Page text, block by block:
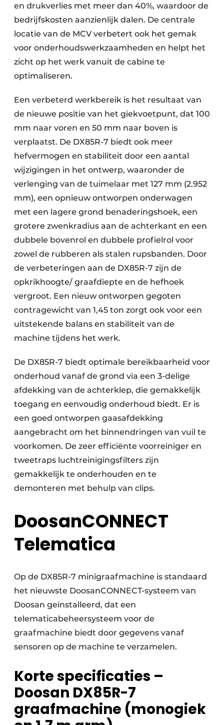
en drukverlies met meer dan 40%, waardoor de
bedrijfskosten aanzienlijk dalen. De centrale
locatie van de MCV verbetert ook het gemak
voor onderhoudswerkzaamheden en helpt het
zicht op het werk vanuit de cabine te
optimaliseren.
Een verbeterd werkbereik is het resultaat van
de nieuwe positie van het giekvoetpunt, dat 100
mm naar voren en 50 mm naar boven is
verplaatst. De DX85R-7 biedt ook meer
hefvermogen en stabiliteit door een aantal
wijzigingen in het ontwerp, waaronder de
verlenging van de tuimelaar met 127 mm (2.952
mm), een opnieuw ontworpen onderwagen
met een lagere grond benaderingshoek, een
grotere zwenkradius aan de achterkant en een
dubbele bovenrol en dubbele profielrol voor
zowel de rubberen als stalen rupsbanden. Door
de verbeteringen aan de DX85R-7 zijn de
opkrikhoogte/ graafdiepte en de hefhoek
vergroot. Een nieuw ontworpen gegoten
contragewicht van 1,45 ton zorgt ook voor een
uitstekende balans en stabiliteit van de
machine tijdens het werk.
De DX85R-7 biedt optimale bereikbaarheid voor
onderhoud vanaf de grond via een 3-delige
afdekking van de achterklep, die gemakkelijk
toegang en eenvoudig onderhoud biedt. Er is
een goed ontworpen gaasafdekking
aangebracht om het binnendringen van vuil te
voorkomen. De zeer efficiënte voorreiniger en
tweetraps luchtreinigingsfilters zijn
gemakkelijk te onderhouden en te
demonteren met behulp van clips.
DoosanCONNECT
Telematica
Op de DX85R-7 minigraafmachine is standaard
het nieuwste DoosanCONNECT-systeem van
Doosan geïnstalleerd, dat een
telematicabeheersysteem voor de
graafmachine biedt door gegevens vanaf
sensoren op de machine te verzamelen.
Korte specificaties –
Doosan DX85R-7
graafmachine (monogiek